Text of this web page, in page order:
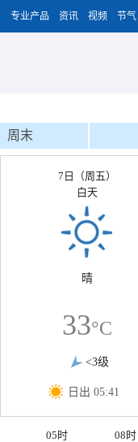
专业产品 资讯 视频 节气
周末
7日（周五）
白天
晴
33°C
<3级
日出 05:41
05时 08时